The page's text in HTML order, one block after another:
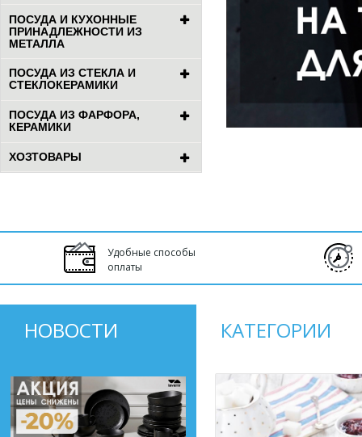
ПОСУДА И КУХОННЫЕ
ПРИНАДЛЕЖНОСТИ ИЗ
МЕТАЛЛА
ПОСУДА ИЗ СТЕКЛА И
СТЕКЛОКЕРАМИКИ
ПОСУДА ИЗ ФАРФОРА,
КЕРАМИКИ
ХОЗТОВАРЫ
Удобные способы
оплаты
НОВОСТИ КАТЕГОРИИ